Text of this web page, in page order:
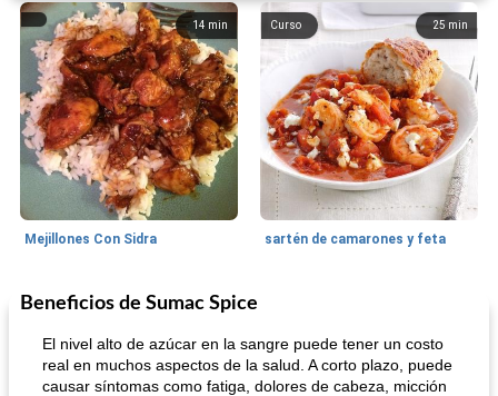
14 min
Mejillones Con Sidra
25 min
Curso
sartén de camarones y feta
80 min
Sopas, Guisos Y Chili
Beneficios de Sumac Spice
El nivel alto de azúcar en la sangre puede tener un costo
real en muchos aspectos de la salud. A corto plazo, puede
causar síntomas como fatiga, dolores de cabeza, micción